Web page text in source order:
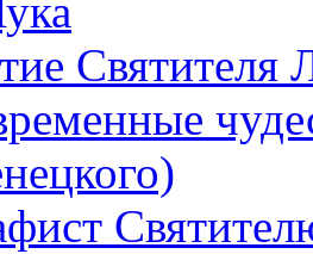
Святителя